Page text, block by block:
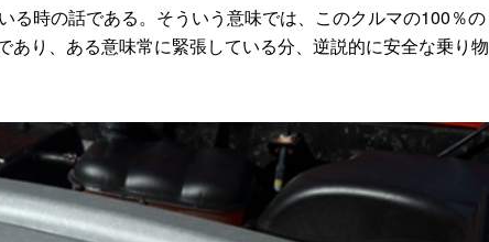
時の話である。そういう意味では、このクルマの100％の
り、ある意味常に緊張している分、逆説的に安全な乗り物